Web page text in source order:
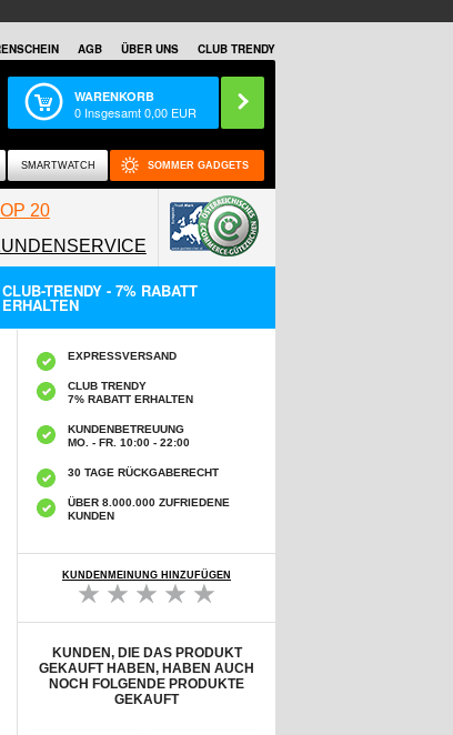
AGB ÜBER UNS CLUB TRENDY
WARENKORB
0 Insgesamt0,00 EUR
SMARTWATCH SOMMER GADGETS
20
CLUB-TRENDY - 7% RABATT
ERHALTEN
EXPRESSVERSAND
CLUB TRENDY
7% RABATT ERHALTEN
KUNDENBETREUUNG
MO. - FR. 10:00 - 22:00
30 TAGE RÜCKGABERECHT
ÜBER 8.000.000 ZUFRIEDENE
KUNDEN
KUNDENMEINUNG HINZUFÜGEN
KUNDEN, DIE DAS PRODUKT
GEKAUFT HABEN, HABEN AUCH
NOCH FOLGENDE PRODUKTE
GEKAUFT